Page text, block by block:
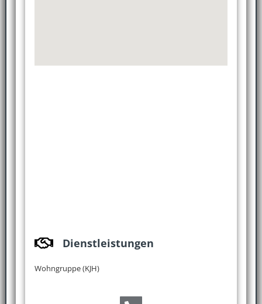
Dienstleistungen
Wohngruppe (KJH)